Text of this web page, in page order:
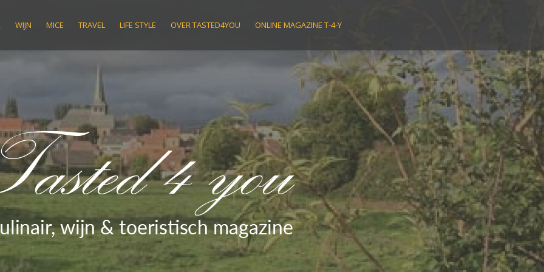
WIJN MICE TRAVEL LIFE STYLE OVER TASTED4YOU ONLINE MAGAZINE T-4-Y